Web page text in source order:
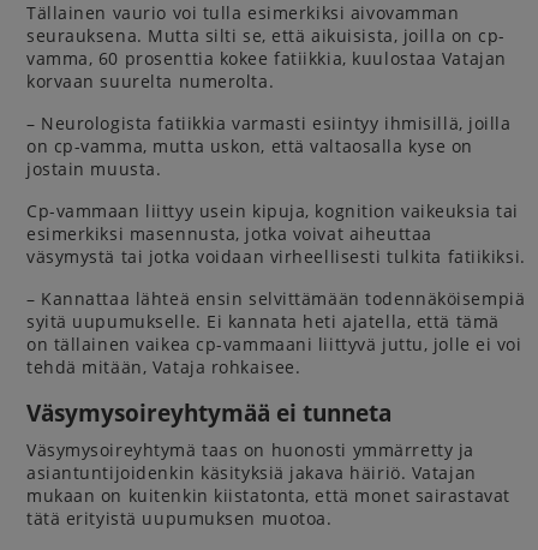
Tällainen vaurio voi tulla esimerkiksi aivovamman
seurauksena. Mutta silti se, että aikuisista, joilla on cp-
vamma, 60 prosenttia kokee fatiikkia, kuulostaa Vatajan
korvaan suurelta numerolta.
– Neurologista fatiikkia varmasti esiintyy ihmisillä, joilla
on cp-vamma, mutta uskon, että valtaosalla kyse on
jostain muusta.
Cp-vammaan liittyy usein kipuja, kognition vaikeuksia tai
esimerkiksi masennusta, jotka voivat aiheuttaa
väsymystä tai jotka voidaan virheellisesti tulkita fatiikiksi.
– Kannattaa lähteä ensin selvittämään todennäköisempiä
syitä uupumukselle. Ei kannata heti ajatella, että tämä
on tällainen vaikea cp-vammaani liittyvä juttu, jolle ei voi
tehdä mitään, Vataja rohkaisee.
Väsymysoireyhtymää ei tunneta
Väsymysoireyhtymä taas on huonosti ymmärretty ja
asiantuntijoidenkin käsityksiä jakava häiriö. Vatajan
mukaan on kuitenkin kiistatonta, että monet sairastavat
tätä erityistä uupumuksen muotoa.